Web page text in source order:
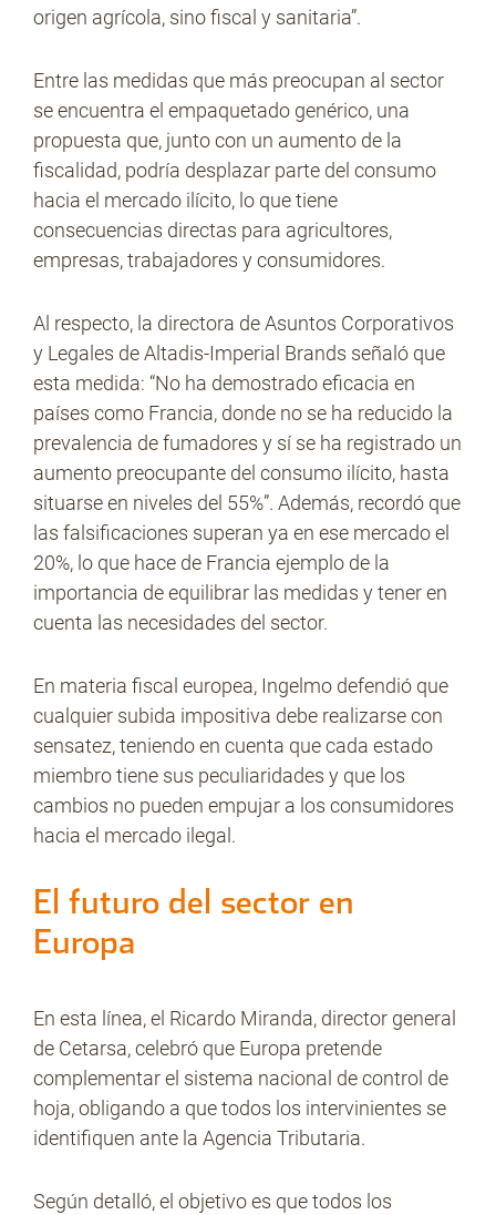
origen agrícola, sino fiscal y sanitaria”.
Entre las medidas que más preocupan al sector
se encuentra el empaquetado genérico, una
propuesta que, junto con un aumento de la
fiscalidad, podría desplazar parte del consumo
hacia el mercado ilícito, lo que tiene
consecuencias directas para agricultores,
empresas, trabajadores y consumidores.
Al respecto, la directora de Asuntos Corporativos
y Legales de Altadis-Imperial Brands señaló que
esta medida: “No ha demostrado eficacia en
países como Francia, donde no se ha reducido la
prevalencia de fumadores y sí se ha registrado un
aumento preocupante del consumo ilícito, hasta
situarse en niveles del 55%”. Además, recordó que
las falsificaciones superan ya en ese mercado el
20%, lo que hace de Francia ejemplo de la
importancia de equilibrar las medidas y tener en
cuenta las necesidades del sector.
En materia fiscal europea, Ingelmo defendió que
cualquier subida impositiva debe realizarse con
sensatez, teniendo en cuenta que cada estado
miembro tiene sus peculiaridades y que los
cambios no pueden empujar a los consumidores
hacia el mercado ilegal.
El futuro del sector en
Europa
En esta línea, el Ricardo Miranda, director general
de Cetarsa, celebró que Europa pretende
complementar el sistema nacional de control de
hoja, obligando a que todos los intervinientes se
identifiquen ante la Agencia Tributaria.
Según detalló, el objetivo es que todos los